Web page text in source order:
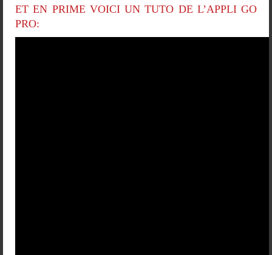
ET EN PRIME VOICI UN TUTO DE L’APPLI GO
PRO: